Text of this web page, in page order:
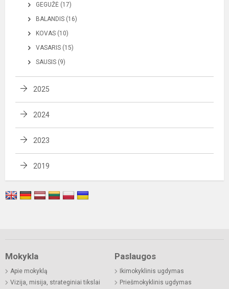
GEGUŽĖ (17)
BALANDIS (16)
KOVAS (10)
VASARIS (15)
SAUSIS (9)
2025
2024
2023
2019
Mokykla
Apie mokyklą
Vizija, misija, strateginiai tikslai
Paslaugos
Ikimokyklinis ugdymas
Priešmokyklinis ugdymas